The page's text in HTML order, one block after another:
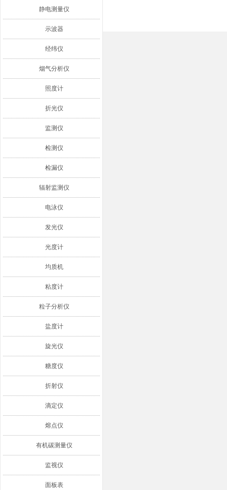
静电测量仪
示波器
经纬仪
烟气分析仪
照度计
折光仪
监测仪
检测仪
检漏仪
辐射监测仪
电泳仪
发光仪
光度计
均质机
粘度计
粒子分析仪
盐度计
旋光仪
糖度仪
折射仪
滴定仪
熔点仪
有机碳测量仪
监视仪
面板表